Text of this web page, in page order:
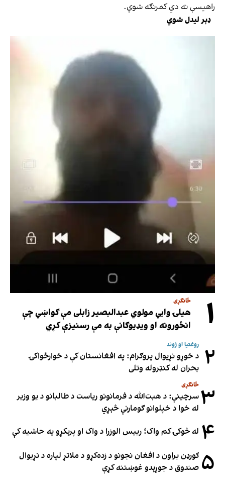
راهیسې نه دي کمرنګه شوې.
ډېر لیدل شوي
۱ ځانګړی
هیلۍ وایي مولوي عبدالبصیر زابلی مې ګواښي چې
انځورونه او ویډیوګانې به مې رسنیزې کړي
۲ روغتیا او ژوند
د خوړو نړیوال پروګرام: په افغانستان کې د خوارځواکۍ
بحران له کنټروله وتلی
۳ ځانګړی
سرچینې: د هبت‌الله د فرمانونو ریاست د طالبانو د یو وزیر
له خوا د خپلوانو ګومارنې څېړي
۴ له څوکۍ کم واک؛ رییس الوزرا د واک او پرېکړو په حاشیه کې
۵ ګورډن براون د افغان نجونو د زده‌کړو د ملاتړ لپاره د نړیوال
صندوق د جوړېدو غوښتنه کړې